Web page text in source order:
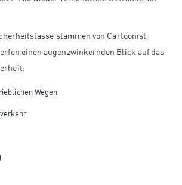
stammen von Cartoonist
einen augenzwinkernden Blick auf das
Wegen